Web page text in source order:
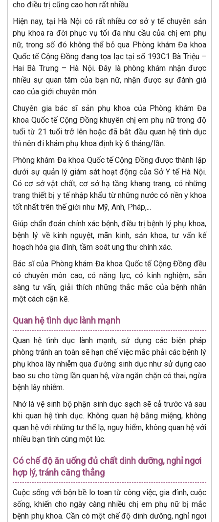
cho điều trị cũng cao hơn rất nhiều.
Hiện nay, tại Hà Nội có rất nhiều cơ sở y tế chuyên sản
phụ khoa ra đời phục vụ tối đa nhu cầu của chị em phụ
nữ, trong số đó không thể bỏ qua Phòng khám Đa khoa
Quốc tế Cộng Đồng đang tọa lạc tại số 193C1 Bà Triệu –
Hai Bà Trưng – Hà Nội. Đây là phòng khám nhận được
nhiều sự quan tâm của bạn nữ, nhận được sự đánh giá
cao của giới chuyên môn.
Chuyên gia bác sĩ sản phụ khoa của Phòng khám Đa
khoa Quốc tế Cộng Đồng khuyên chị em phụ nữ trong độ
tuổi từ 21 tuổi trở lên hoặc đã bắt đầu quan hệ tình dục
thì nên đi khám phụ khoa định kỳ 6 tháng/lần.
Phòng khám Đa khoa Quốc tế Cộng Đồng được thành lập
dưới sự quản lý giám sát hoạt động của Sở Y tế Hà Nội.
Có cơ sở vật chất, cơ sở hạ tầng khang trang, có những
trang thiết bị y tế nhập khẩu từ những nước có nền y khoa
tốt nhất trên thế giới như Mỹ, Anh, Pháp,...
Giúp chẩn đoán chính xác bệnh, điều trị bệnh lý phụ khoa,
bệnh lý về kinh nguyệt, mãn kinh, sản khoa, tư vấn kế
hoạch hóa gia đình, tầm soát ung thư chính xác.
Bác sĩ của Phòng khám Đa khoa Quốc tế Cộng Đồng đều
có chuyên môn cao, có năng lực, có kinh nghiệm, sẵn
sàng tư vấn, giải thích những thắc mắc của bệnh nhân
một cách cặn kẽ.
Quan hệ tình dục lành mạnh
Quan hệ tình dục lành mạnh, sử dụng các biện pháp
phòng tránh an toàn sẽ hạn chế việc mắc phải các bệnh lý
phụ khoa lây nhiễm qua đường sinh dục như sử dụng cao
bao su cho từng lần quan hệ, vừa ngăn chặn có thai, ngừa
bệnh lây nhiễm.
Nhớ là vệ sinh bộ phận sinh dục sạch sẽ cả trước và sau
khi quan hệ tình dục. Không quan hệ bằng miệng, không
quan hệ với những tư thế lạ, nguy hiểm, không quan hệ với
nhiều bạn tình cùng một lúc.
Có chế độ ăn uống đủ chất dinh dưỡng, nghỉ ngơi
hợp lý, tránh căng thẳng
Cuộc sống với bộn bề lo toan từ công việc, gia đình, cuộc
sống, khiến cho ngày càng nhiều chị em phụ nữ bị mắc
bệnh phụ khoa. Cần có một chế độ dinh dưỡng, nghỉ ngơi